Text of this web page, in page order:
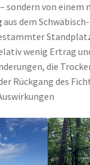
sondern von einem
aus dem
wenig Ertrag
die
Rückgang des